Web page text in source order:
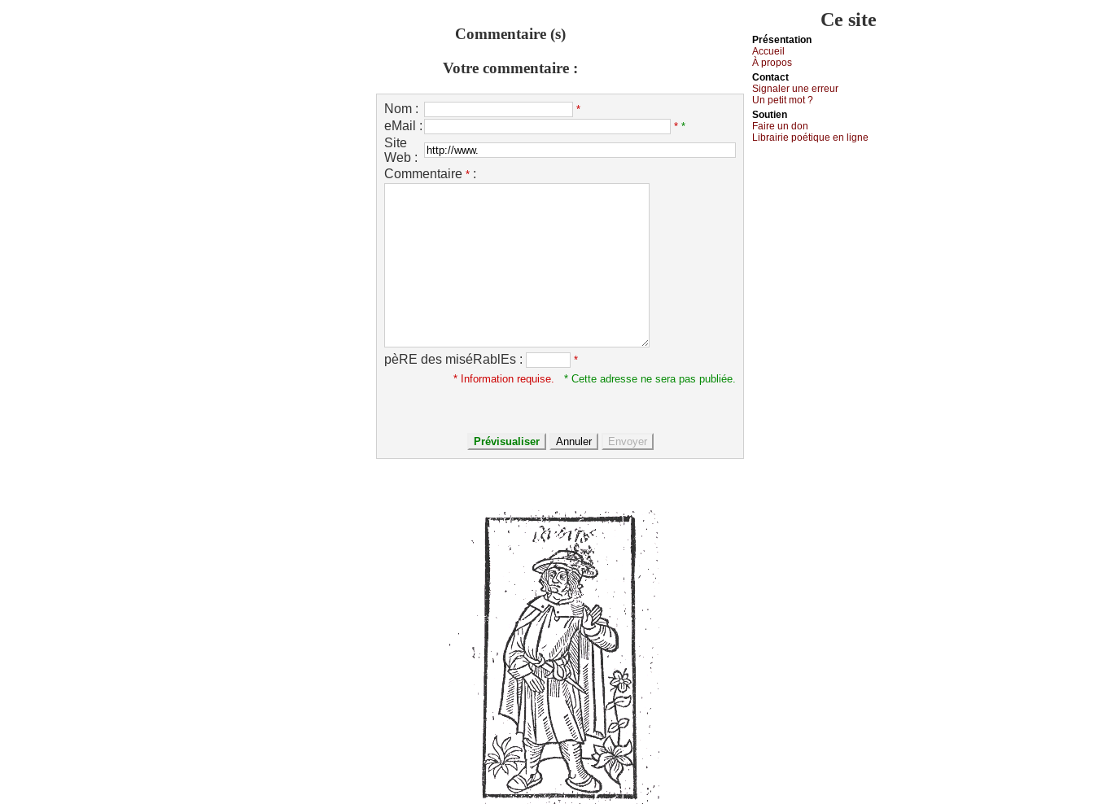
Commentaire (s)
Votre commentaire :
Nom : *
eMail : * *
Site
Web :
Commentaire * :
pèRE des miséRablEs :
*
* Information requise.
* Cette adresse ne sera pas publiée.
Ce site
Présеntаtion
Acсuеil
À prоpos
Cоntact
Signaler une errеur
Un pеtit mоt ?
Sоutien
Fаirе un dоn
Librairiе pоétique en lignе